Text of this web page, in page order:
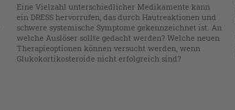
Eine Vielzahl unterschiedlicher Medikamente kann
ein DRESS hervorrufen, das durch Hautreaktionen und
schwere systemische Symptome gekennzeichnet ist. An
welche Auslöser sollte gedacht werden? Welche neuen
Therapieoptionen können versucht werden, wenn
Glukokortikosteroide nicht erfolgreich sind?